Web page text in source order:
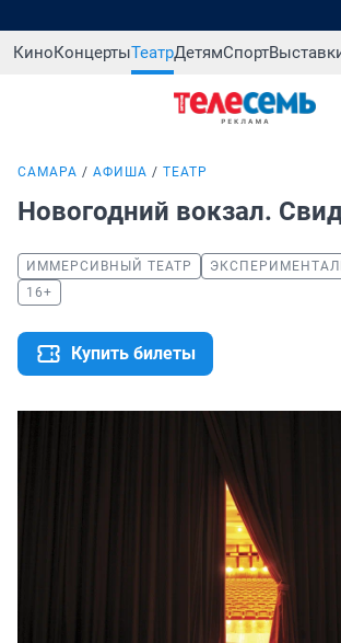
КиноКонцертыТеатрДетямСпорт
САМАРА АФИША ТЕАТР
Новогодний вокзал.
ИММЕРСИВНЫЙ ТЕАТР
16+
Купить билеты